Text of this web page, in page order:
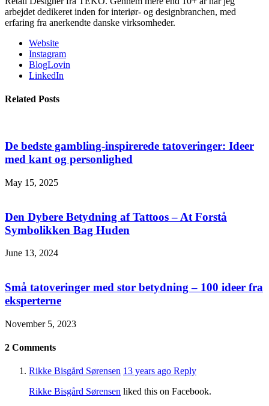
arbejdet dedikeret inden for interiør- og designbranchen, med
erfaring fra anerkendte danske virksomheder.
Website
Instagram
BlogLovin
LinkedIn
Related Posts
De bedste gambling-inspirerede tatoveringer: Ideer
med kant og personlighed
May 15, 2025
Den Dybere Betydning af Tattoos – At Forstå
Symbolikken Bag Huden
June 13, 2024
Små tatoveringer med stor betydning – 100 ideer fra
eksperterne
November 5, 2023
2 Comments
Rikke Bisgård Sørensen 13 years ago Reply
Rikke Bisgård Sørensen liked this on Facebook.